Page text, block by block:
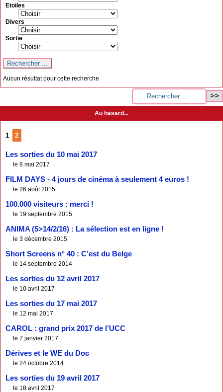
Etoiles
Divers
Sortie
Aucun résultat pour cette recherche
Au hasard...
1 2
Les sorties du 10 mai 2017
le 8 mai 2017
FILM DAYS - 4 jours de cinéma à seulement 4 euros !
le 26 août 2015
100.000 visiteurs : merci !
le 19 septembre 2015
ANIMA (5>14/2/16) : La sélection est en ligne !
le 3 décembre 2015
Short Screens n° 40 : C’est du Belge
le 14 septembre 2014
Les sorties du 12 avril 2017
le 10 avril 2017
Les sorties du 17 mai 2017
le 12 mai 2017
CAROL : grand prix 2017 de l’UCC
le 7 janvier 2017
Dérives et le WE du Doc
le 24 octobre 2014
Les sorties du 19 avril 2017
le 18 avril 2017